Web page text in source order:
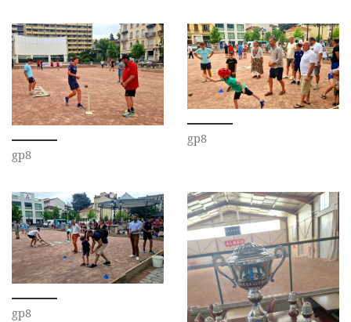
gp8
gp8
gp8